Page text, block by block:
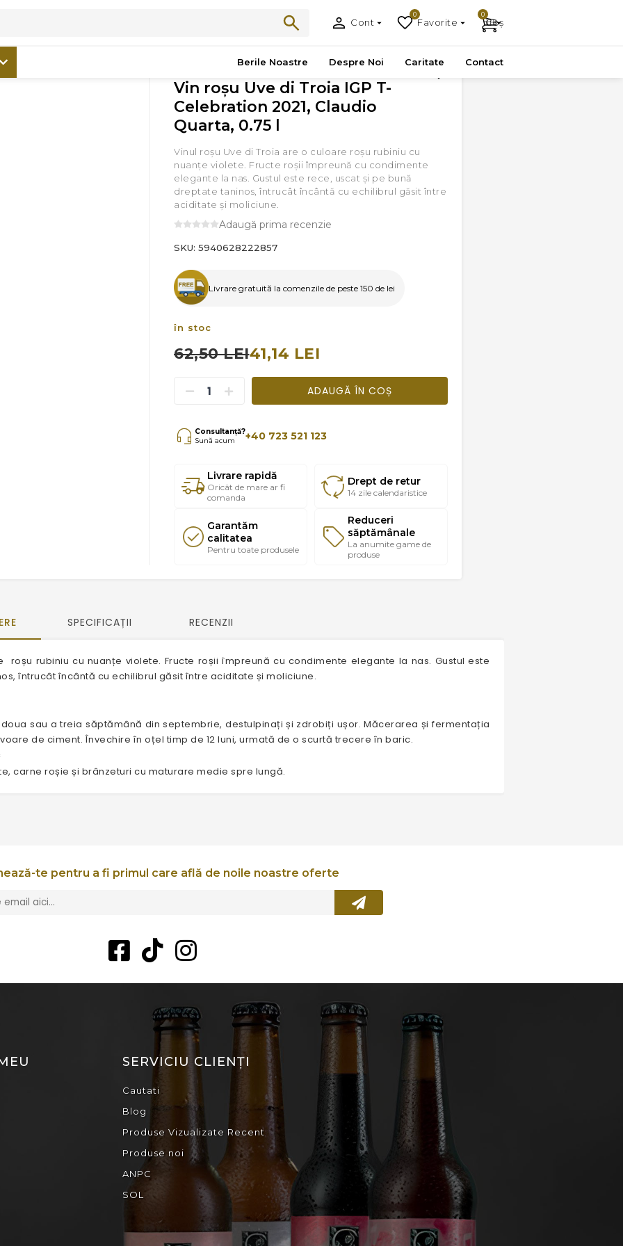
Cont Favorite
0
Coș
0
Berile Noastre Despre Noi Caritate Contact
Vin roşu Uve di Troia IGP T-Celebration 2021, Claudio Quarta, 0.75 l
Vin roşu Uve di Troia IGP T-
Celebration 2021, Claudio
Quarta, 0.75 l
Vinul roşu Uve di Troia are o culoare roșu rubiniu cu
nuanțe violete. Fructe roșii împreună cu condimente
elegante la nas. Gustul este rece, uscat și pe bună
dreptate taninos, întrucât încântă cu echilibrul găsit între
aciditate și moliciune.
Adaugă prima recenzie
SKU: 5940628222857
Livrare gratuită la comenzile de peste 150 de lei
în stoc
62,50 LEI41,14 LEI
ADAUGĂ ÎN COȘ
Consultanță?
Sună acum
+40 723 521 123
Livrare rapidă
Oricât de mare ar fi
comanda
Drept de retur
14 zile calendaristice
Garantăm
calitatea
Pentru toate produsele
Reduceri
săptămânale
La anumite game de
produse
SPECIFICAȚII RECENZII
roșu rubiniu cu nuanțe violete. Fructe roșii împreună cu condimente elegante la nas. Gustul este
întrucât încântă cu echilibrul găsit între aciditate și moliciune.
sau a treia săptămână din septembrie, destulpinați și zdrobiți ușor. Măcerarea și fermentația
de ciment. Învechire în oțel timp de 12 luni, urmată de o scurtă trecere în baric.
carne roșie și brânzeturi cu maturare medie spre lungă.
te pentru a fi primul care află de noile noastre oferte
SERVICIU CLIENȚI
Cautati
Blog
Produse Vizualizate Recent
Produse noi
ANPC
SOL